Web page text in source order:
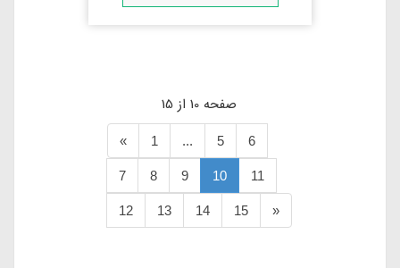
صفحه 10 از 15
« 1 ... 5 6
7 8 9 10 11
12 13 14 15 »